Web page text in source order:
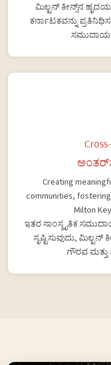
ಮಿಲ್ಟನ್ ಕೀನ್ಸ್‌ನ
ಕರ್ನಾಟಕವನ್ನು
ಸಮುದಾಯದ
Creating
communities,
Milton
ಇತರ ಸಾಂಸ್ಕೃತಿಕ
ಸೃಷ್ಟಿಸುವುದು, ಮಿಲ್ಟನ್
ಗೌರವ ಮತ್ತು